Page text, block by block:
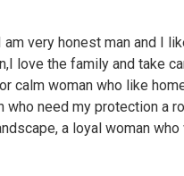
very honest man and I
love the family and take
calm woman who like
need my protection a
a loyal woman who